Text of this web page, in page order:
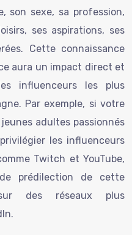
son sexe, sa profession,
ses aspirations, ses
Cette connaissance
aura un impact direct et
influenceurs les plus
Par exemple, si votre
adultes passionnés
les influenceurs
Twitch et YouTube,
prédilection de cette
des réseaux plus